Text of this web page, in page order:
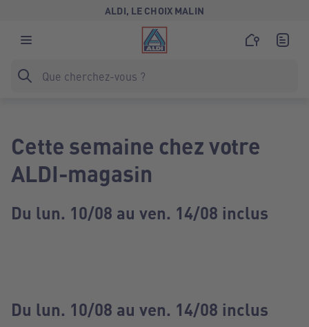
ALDI, LE CHOIX MALIN
Cette semaine chez votre
ALDI-magasin
Du lun. 10/08 au ven. 14/08 inclus
Du lun. 10/08 au ven. 14/08 inclus